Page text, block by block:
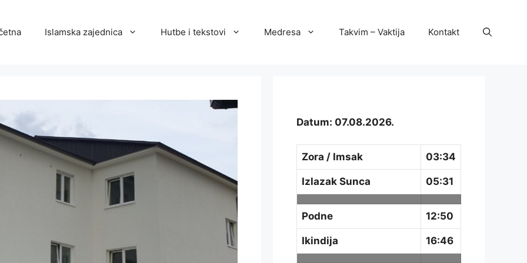
Islamska zajednica Hutbe i tekstovi Medresa Takvim – Vaktija Kontakt
Datum: 07.08.2026.
Zora / Imsak 03:34
Izlazak Sunca 05:31
Podne 12:50
Ikindija 16:46